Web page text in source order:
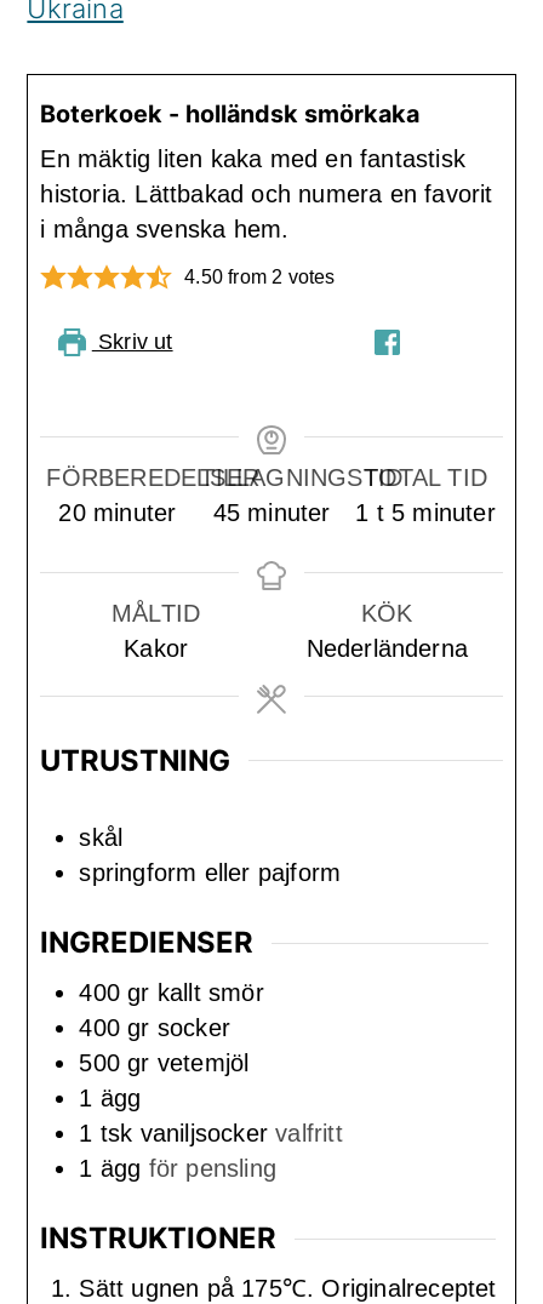
Ukraina
Boterkoek - holländsk smörkaka
En mäktig liten kaka med en fantastisk
historia. Lättbakad och numera en favorit
i många svenska hem.
4.50 from 2 votes
Skriv ut
FÖRBEREDELSER
20minuter
minuter
TILLAGNINGSTID
45minuter
minuter
TOTAL TID
1 timme
t 5minuter
minuter
MÅLTID
Kakor
KÖK
Nederländerna
UTRUSTNING
skål
springform eller pajform
INGREDIENSER
400 gr kallt smör
400 gr socker
500 gr vetemjöl
1 ägg
1 tsk vaniljsockervalfritt
1 ägg för pensling
INSTRUKTIONER
Sätt ugnen på 175℃. Originalreceptet